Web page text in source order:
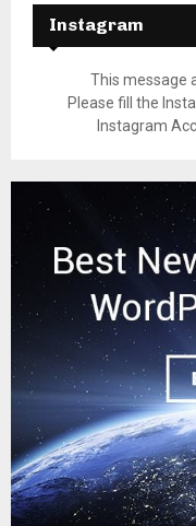
Instagram
This message
Please fill the
Instagram